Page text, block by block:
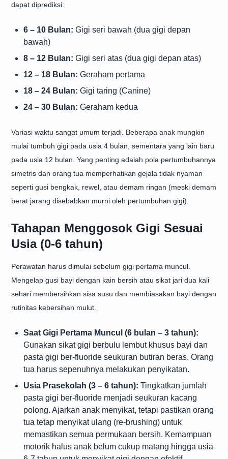
dapat diprediksi:
6 – 10 Bulan: Gigi seri bawah (dua gigi depan
bawah)
8 – 12 Bulan: Gigi seri atas (dua gigi depan atas)
12 – 18 Bulan: Geraham pertama
18 – 24 Bulan: Gigi taring (Canine)
24 – 30 Bulan: Geraham kedua
Variasi waktu sangat umum terjadi. Beberapa anak mungkin
mulai tumbuh gigi pada usia 4 bulan, sementara yang lain baru
pada usia 12 bulan. Yang penting adalah pola pertumbuhannya
simetris dan orang tua memperhatikan gejala tidak nyaman
seperti gusi bengkak, rewel, atau demam ringan (meski demam
berat jarang disebabkan murni oleh pertumbuhan gigi).
Tahapan Menggosok Gigi Sesuai
Usia (0-6 tahun)
Perawatan harus dimulai sebelum gigi pertama muncul.
Mengelap gusi bayi dengan kain bersih atau sikat jari dua kali
sehari membersihkan sisa susu dan membiasakan bayi dengan
rutinitas kebersihan mulut.
Saat Gigi Pertama Muncul (6 bulan – 3 tahun):
Gunakan sikat gigi berbulu lembut khusus bayi dan
pasta gigi ber-fluoride seukuran butiran beras. Orang
tua harus sepenuhnya melakukan penyikatan.
Usia Prasekolah (3 – 6 tahun): Tingkatkan jumlah
pasta gigi ber-fluoride menjadi seukuran kacang
polong. Ajarkan anak menyikat, tetapi pastikan orang
tua tetap menyikat ulang (re-brushing) untuk
memastikan semua permukaan bersih. Kemampuan
motorik halus anak belum cukup matang hingga usia